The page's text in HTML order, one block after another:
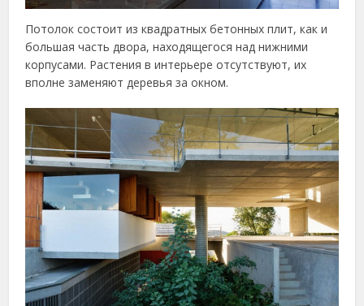
Потолок состоит из квадратных бетонных плит, как и
большая часть двора, находящегося над нижними
корпусами. Растения в интерьере отсутствуют, их
вполне заменяют деревья за окном.